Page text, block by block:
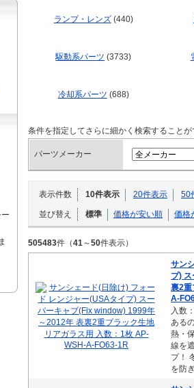
ランプ・レンズ(440)
駆動系パーツ (3733)
冷却系パーツ (688)
条件を指定してさらに細かく検索することが
パーツメーカー
表示件数 10件表示 20件表示 50
並び替え 標準 価格が安い順 価格
505483件（41～50件表示）
サン
プ)
裏2重
A-
入数
ある
熱・
線を
プ！
を防